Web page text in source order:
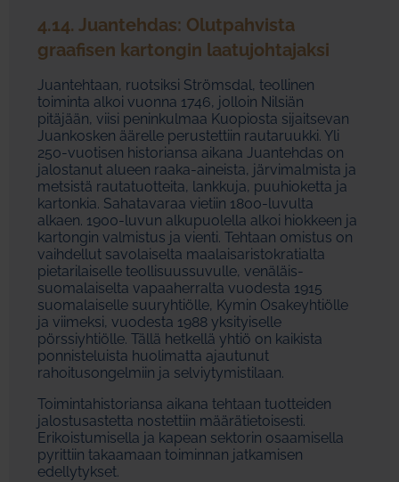
4.14. Juantehdas: Olutpahvista
graafisen kartongin laatujohtajaksi
Juantehtaan, ruotsiksi Strömsdal, teollinen
toiminta alkoi vuonna 1746, jolloin Nilsiän
pitäjään, viisi peninkulmaa Kuopiosta sijaitsevan
Juankosken äärelle perustettiin rautaruukki. Yli
250-vuotisen historiansa aikana Juantehdas on
jalostanut alueen raaka-aineista, järvimalmista ja
metsistä rautatuotteita, lankkuja, puuhioketta ja
kartonkia. Sahatavaraa vietiin 1800-luvulta
alkaen. 1900-luvun alkupuolella alkoi hiokkeen ja
kartongin valmistus ja vienti. Tehtaan omistus on
vaihdellut savolaiselta maalaisaristokratialta
pietarilaiselle teollisuussuvulle, venäläis-
suomalaiselta vapaaherralta vuodesta 1915
suomalaiselle suuryhtiölle, Kymin Osakeyhtiölle
ja viimeksi, vuodesta 1988 yksityiselle
pörssiyhtiölle. Tällä hetkellä yhtiö on kaikista
ponnisteluista huolimatta ajautunut
rahoitusongelmiin ja selviytymistilaan.
Toimintahistoriansa aikana tehtaan tuotteiden
jalostusastetta nostettiin määrätietoisesti.
Erikoistumisella ja kapean sektorin osaamisella
pyrittiin takaamaan toiminnan jatkamisen
edellytykset.